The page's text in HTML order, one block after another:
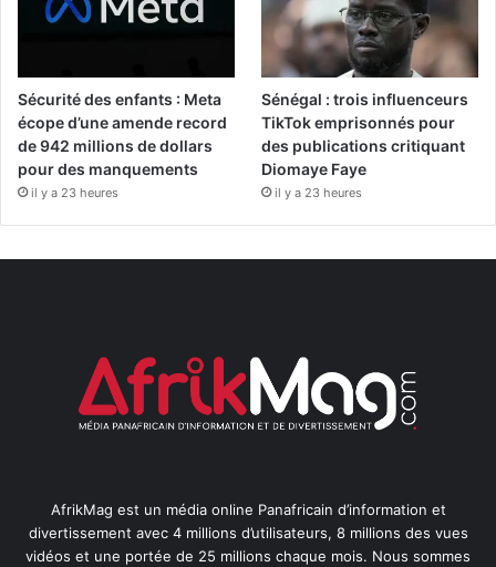
Sécurité des enfants : Meta
écope d’une amende record
de 942 millions de dollars
pour des manquements
il y a 23 heures
Sénégal : trois influenceurs
TikTok emprisonnés pour
des publications critiquant
Diomaye Faye
il y a 23 heures
AfrikMag est un média online Panafricain d’information et
divertissement avec 4 millions d’utilisateurs, 8 millions des vues
vidéos et une portée de 25 millions chaque mois. Nous sommes